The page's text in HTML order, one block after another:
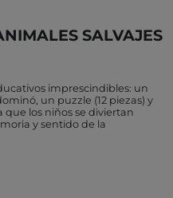
SALVAJES
imprescindibles: un
un puzzle (12 piezas) y
que los niños se diviertan
y sentido de la